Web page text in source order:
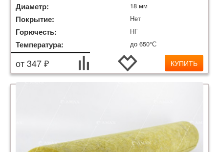
Диаметр: 18 мм
Покрытие: Нет
Горючесть: НГ
Температура: до 650°С
от 347 ₽ КУПИТЬ